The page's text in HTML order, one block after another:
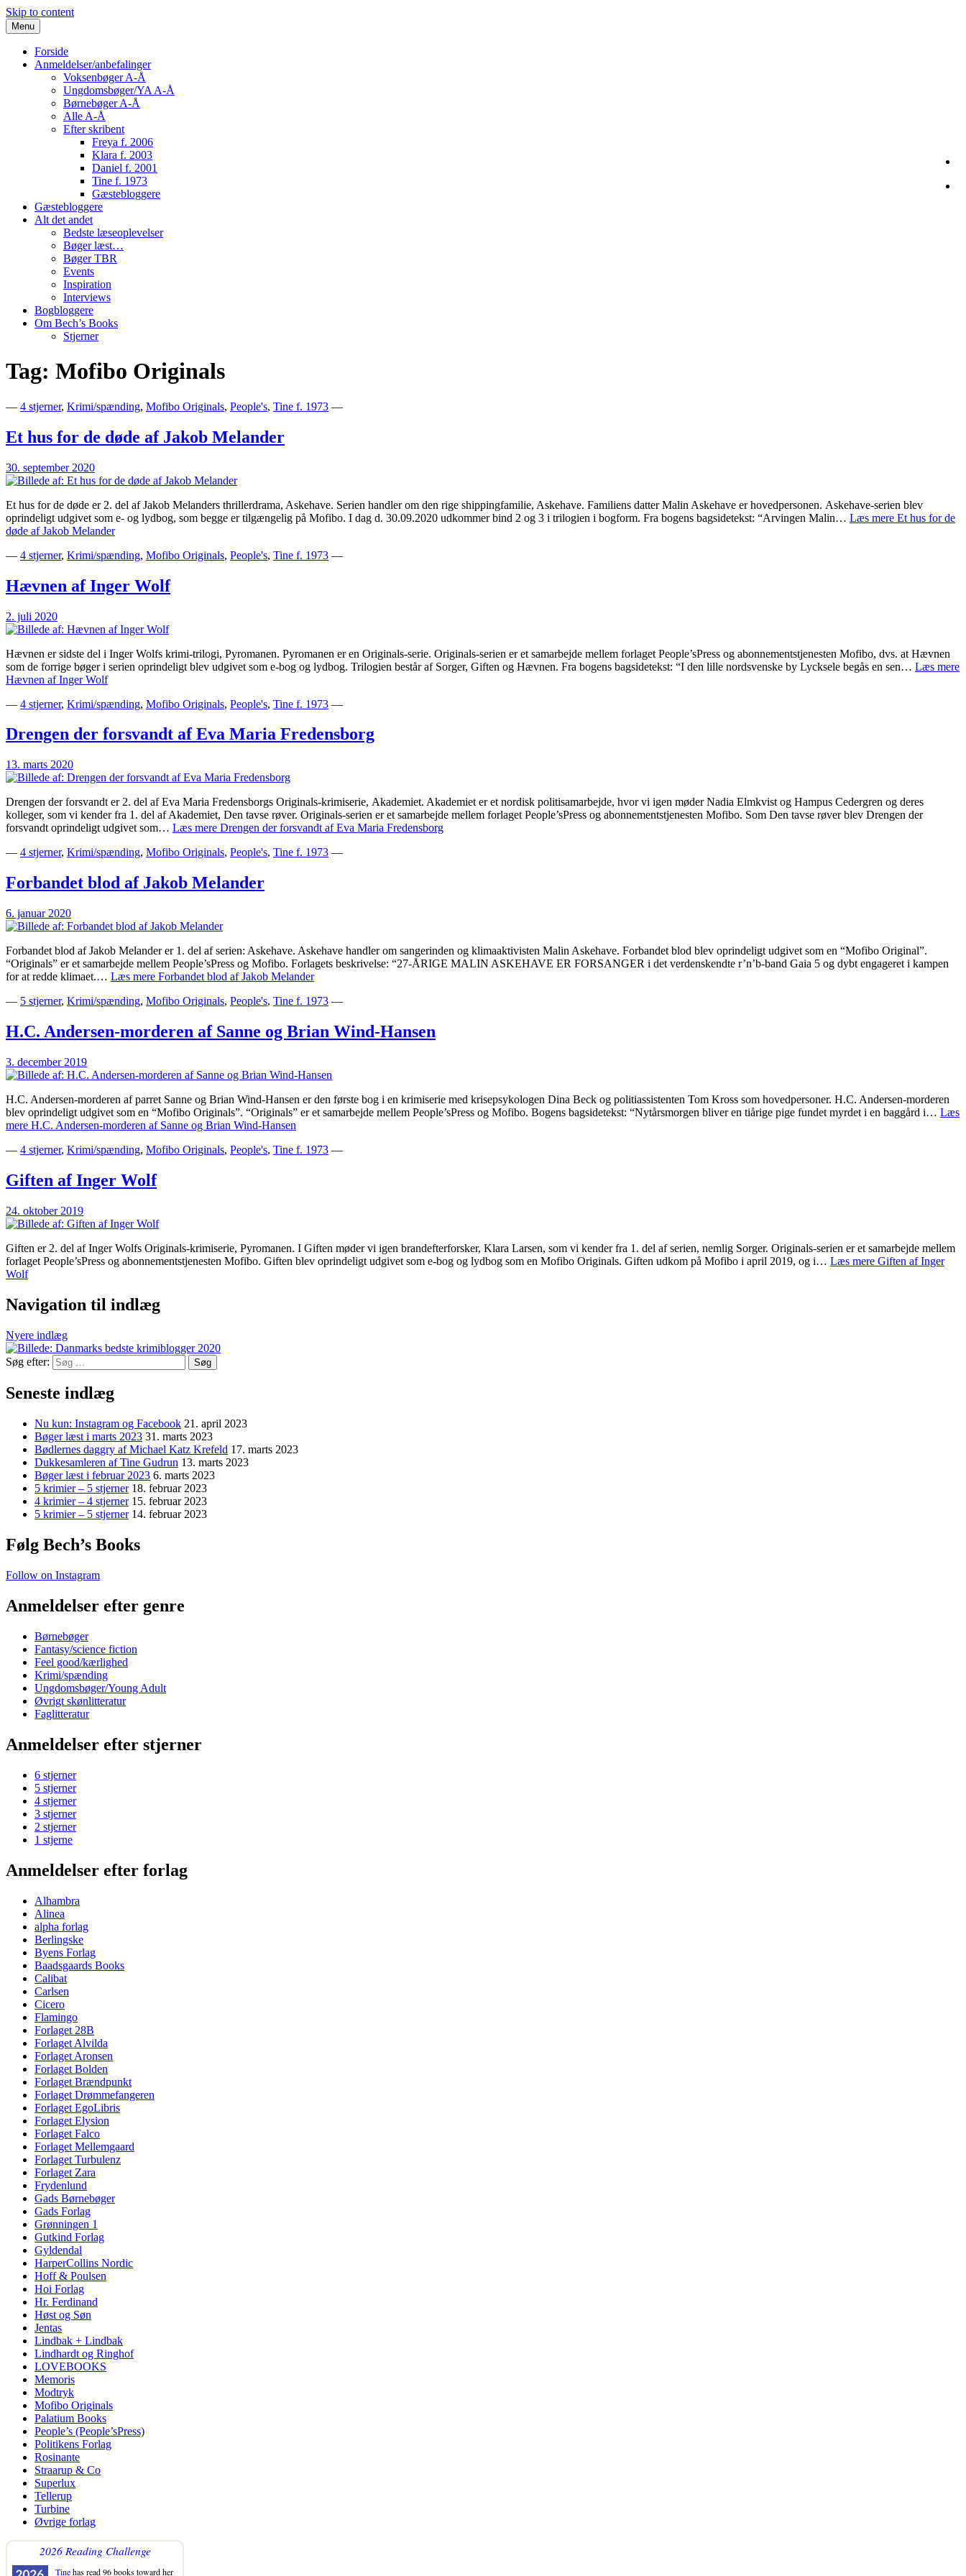
Skip to content
Menu
Forside
Anmeldelser/anbefalinger
Voksenbøger A-Å
Ungdomsbøger/YA A-Å
Børnebøger A-Å
Alle A-Å
Efter skribent
Freya f. 2006
Klara f. 2003
Daniel f. 2001
Tine f. 1973
Gæstebloggere
Gæstebloggere
Alt det andet
Bedste læseoplevelser
Bøger læst…
Bøger TBR
Events
Inspiration
Interviews
Bogbloggere
Om Bech’s Books
Stjerner
Bech's Books
Bogblog – Vi ♥ Bøger
Tag: Mofibo Originals
— 4 stjerner, Krimi/spænding, Mofibo Originals, People's, Tine f. 1973 —
Et hus for de døde af Jakob Melander
30. september 2020
Et hus for de døde er 2. del af Jakob Melanders thrillerdrama, Askehave. Serien handler om den rige shippingfamilie, Askehave. Familiens datter Malin Askehave er hovedpersonen. Askehave-serien blev
oprindeligt udgivet som e- og lydbog, som begge er tilgængelig på Mofibo. I dag d. 30.09.2020 udkommer bind 2 og 3 i trilogien i bogform. Fra bogens bagsidetekst: “Arvingen Malin… Læs mere Et hus for de
døde af Jakob Melander
— 4 stjerner, Krimi/spænding, Mofibo Originals, People's, Tine f. 1973 —
Hævnen af Inger Wolf
2. juli 2020
Hævnen er sidste del i Inger Wolfs krimi-trilogi, Pyromanen. Pyromanen er en Originals-serie. Originals-serien er et samarbejde mellem forlaget People’sPress og abonnementstjenesten Mofibo, dvs. at Hævnen
som de forrige bøger i serien oprindeligt blev udgivet som e-bog og lydbog. Trilogien består af Sorger, Giften og Hævnen. Fra bogens bagsidetekst: “I den lille nordsvenske by Lycksele begås en sen… Læs mere
Hævnen af Inger Wolf
— 4 stjerner, Krimi/spænding, Mofibo Originals, People's, Tine f. 1973 —
Drengen der forsvandt af Eva Maria Fredensborg
13. marts 2020
Drengen der forsvandt er 2. del af Eva Maria Fredensborgs Originals-krimiserie, Akademiet. Akademiet er et nordisk politisamarbejde, hvor vi igen møder Nadia Elmkvist og Hampus Cedergren og deres
kolleger, som vi kender fra 1. del af Akademiet, Den tavse røver. Originals-serien er et samarbejde mellem forlaget People’sPress og abonnementstjenesten Mofibo. Som Den tavse røver blev Drengen der
forsvandt oprindeligt udgivet som… Læs mere Drengen der forsvandt af Eva Maria Fredensborg
— 4 stjerner, Krimi/spænding, Mofibo Originals, People's, Tine f. 1973 —
Forbandet blod af Jakob Melander
6. januar 2020
Forbandet blod af Jakob Melander er 1. del af serien: Askehave. Askehave handler om sangerinden og klimaaktivisten Malin Askehave. Forbandet blod blev oprindeligt udgivet som en “Mofibo Original”.
“Originals” er et samarbejde mellem People’sPress og Mofibo. Forlagets beskrivelse: “27-ÅRIGE MALIN ASKEHAVE ER FORSANGER i det verdenskendte r’n’b-band Gaia 5 og dybt engageret i kampen
for at redde klimaet.… Læs mere Forbandet blod af Jakob Melander
— 5 stjerner, Krimi/spænding, Mofibo Originals, People's, Tine f. 1973 —
H.C. Andersen-morderen af Sanne og Brian Wind-Hansen
3. december 2019
H.C. Andersen-morderen af parret Sanne og Brian Wind-Hansen er den første bog i en krimiserie med krisepsykologen Dina Beck og politiassistenten Tom Kross som hovedpersoner. H.C. Andersen-morderen
blev oprindeligt udgivet som en “Mofibo Originals”. “Originals” er et samarbejde mellem People’sPress og Mofibo. Bogens bagsidetekst: “Nytårsmorgen bliver en tiårige pige fundet myrdet i en baggård i… Læs
mere H.C. Andersen-morderen af Sanne og Brian Wind-Hansen
— 4 stjerner, Krimi/spænding, Mofibo Originals, People's, Tine f. 1973 —
Giften af Inger Wolf
24. oktober 2019
Giften er 2. del af Inger Wolfs Originals-krimiserie, Pyromanen. I Giften møder vi igen brandefterforsker, Klara Larsen, som vi kender fra 1. del af serien, nemlig Sorger. Originals-serien er et samarbejde mellem
forlaget People’sPress og abonnementstjenesten Mofibo. Giften blev oprindeligt udgivet som e-bog og lydbog som en Mofibo Originals. Giften udkom på Mofibo i april 2019, og i… Læs mere Giften af Inger
Wolf
Navigation til indlæg
Nyere indlæg
Søg efter:
Seneste indlæg
Nu kun: Instagram og Facebook 21. april 2023
Bøger læst i marts 2023 31. marts 2023
Bødlernes daggry af Michael Katz Krefeld 17. marts 2023
Dukkesamleren af Tine Gudrun 13. marts 2023
Bøger læst i februar 2023 6. marts 2023
5 krimier – 5 stjerner 18. februar 2023
4 krimier – 4 stjerner 15. februar 2023
5 krimier – 5 stjerner 14. februar 2023
Følg Bech’s Books
Follow on Instagram
Anmeldelser efter genre
Børnebøger
Fantasy/science fiction
Feel good/kærlighed
Krimi/spænding
Ungdomsbøger/Young Adult
Øvrigt skønlitteratur
Faglitteratur
Anmeldelser efter stjerner
6 stjerner
5 stjerner
4 stjerner
3 stjerner
2 stjerner
1 stjerne
Anmeldelser efter forlag
Alhambra
Alinea
alpha forlag
Berlingske
Byens Forlag
Baadsgaards Books
Calibat
Carlsen
Cicero
Flamingo
Forlaget 28B
Forlaget Alvilda
Forlaget Aronsen
Forlaget Bolden
Forlaget Brændpunkt
Forlaget Drømmefangeren
Forlaget EgoLibris
Forlaget Elysion
Forlaget Falco
Forlaget Mellemgaard
Forlaget Turbulenz
Forlaget Zara
Frydenlund
Gads Børnebøger
Gads Forlag
Grønningen 1
Gutkind Forlag
Gyldendal
HarperCollins Nordic
Hoff & Poulsen
Hoi Forlag
Hr. Ferdinand
Høst og Søn
Jentas
Lindbak + Lindbak
Lindhardt og Ringhof
LOVEBOOKS
Memoris
Modtryk
Mofibo Originals
Palatium Books
People’s (People’sPress)
Politikens Forlag
Rosinante
Straarup & Co
Superlux
Tellerup
Turbine
Øvrige forlag
2026 Reading Challenge
Tinehas read 96 books toward her